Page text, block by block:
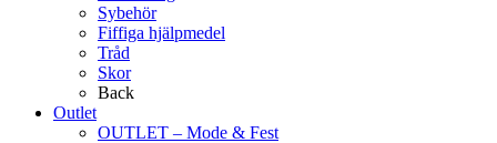
Sybehör
Fiffiga hjälpmedel
Tråd
Skor
Back
Outlet
OUTLET – Mode & Fest